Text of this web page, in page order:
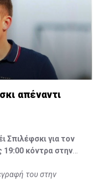
απέναντι
Σπιλέφσκι για τον
19:00 κόντρα στην
του στην